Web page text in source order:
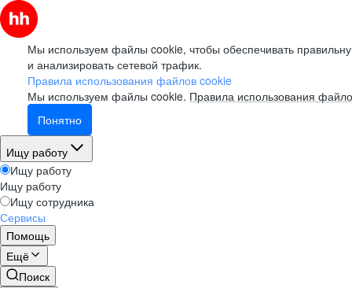
Мы используем файлы cookie, чтобы обеспечивать
и анализировать сетевой трафик.
Правила использования файлов cookie
Мы используем файлы cookie. Правила использования
Понятно
Ищу работу
Ищу работу
Ищу работу
Ищу сотрудника
Сервисы
Помощь
Ещё
Поиск